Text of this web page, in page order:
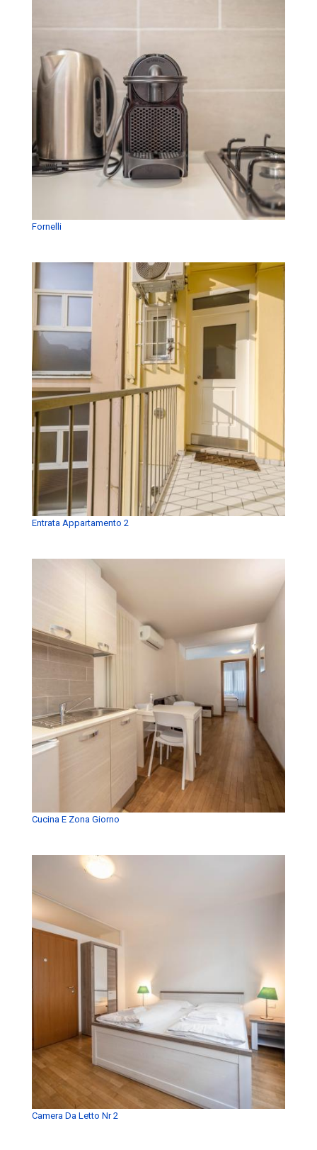
Fornelli
Entrata Appartamento 2
Cucina E Zona Giorno
Camera Da Letto Nr 2